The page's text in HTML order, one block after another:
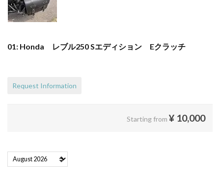
01: Honda レブル250 Sエディション Eクラッチ
Request Information
Starting from ¥ 10,000